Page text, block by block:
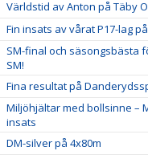
Världstid av Anton på Täby
Fin insats av vårat P17-lag
SM-final och säsongsbästa
SM!
Fina resultat på
Miljöhjältar med bollsinne –
insats
DM-silver på 4x80m